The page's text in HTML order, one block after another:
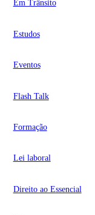
Em Trânsito
Estudos
Eventos
Flash Talk
Formação
Lei laboral
Direito ao Essencial